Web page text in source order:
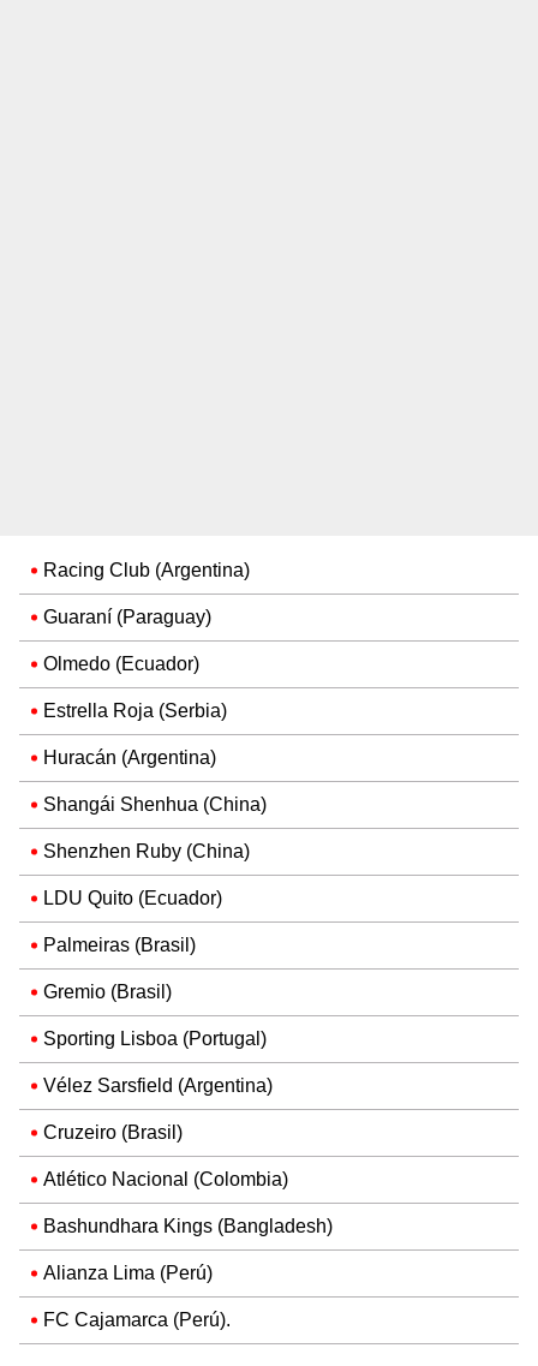
Racing Club (Argentina)
Guaraní (Paraguay)
Olmedo (Ecuador)
Estrella Roja (Serbia)
Huracán (Argentina)
Shangái Shenhua (China)
Shenzhen Ruby (China)
LDU Quito (Ecuador)
Palmeiras (Brasil)
Gremio (Brasil)
Sporting Lisboa (Portugal)
Vélez Sarsfield (Argentina)
Cruzeiro (Brasil)
Atlético Nacional (Colombia)
Bashundhara Kings (Bangladesh)
Alianza Lima (Perú)
FC Cajamarca (Perú).